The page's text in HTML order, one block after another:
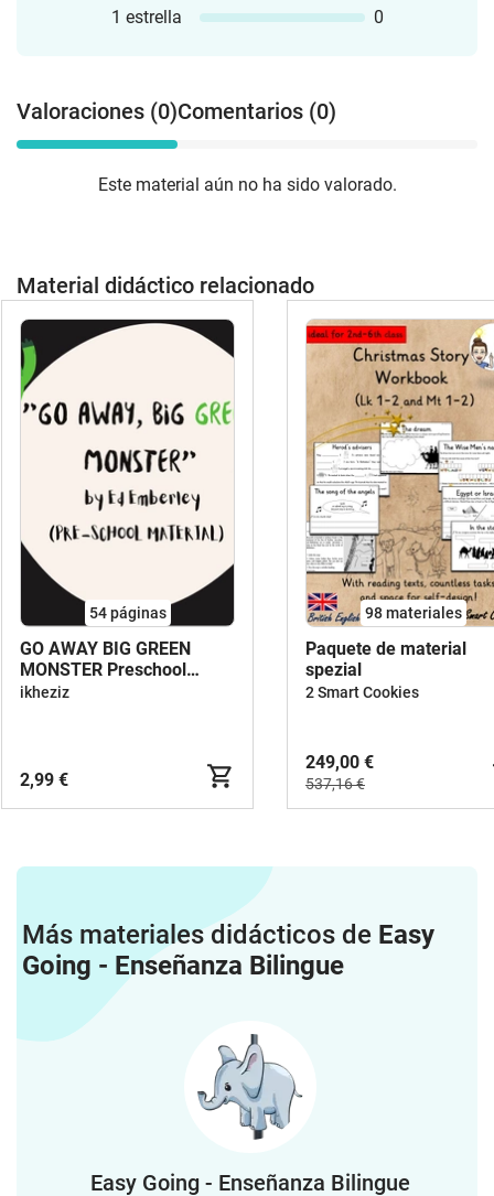
1 estrella
0
Valoraciones (0)Comentarios (0)
Este material aún no ha sido valorado.
Material didáctico relacionado
54páginas
GO AWAY BIG GREEN
MONSTER Preschool
Material
ikheziz
2,99 €
98 materiales
Paquete de material
spezial
2 Smart Cookies
249,00 €
537,16 €
Más materiales didácticos de Easy
Going - Enseñanza Bilingue
Easy Going - Enseñanza Bilingue